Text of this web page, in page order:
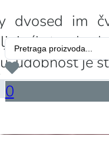
Search
...
0
dvosed im
udobnost je